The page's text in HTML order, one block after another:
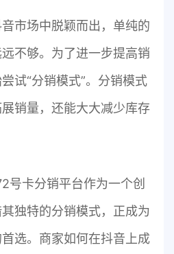
市场中脱颖而出，单纯的
不够。为了进一步提高销
试“分销模式”。分销模式
销量，还能大大减少库存
号卡分销平台作为一个创
独特的分销模式，正成为
选。商家如何在抖音上成